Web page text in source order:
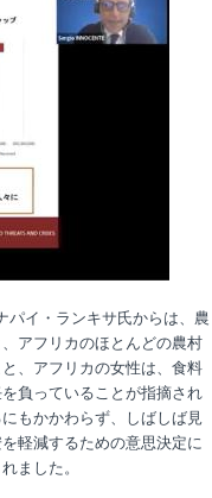
パイ・ランキサ氏からは、農
アフリカのほとんどの農村
、アフリカの女性は、食料
負っていることが指摘され
もかかわらず、しばしば見
軽減するための意思決定に
ました。